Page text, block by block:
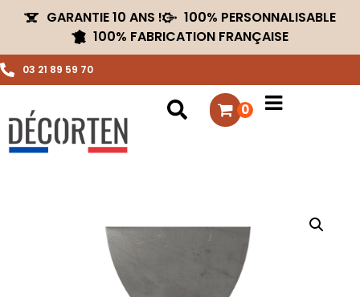
GARANTIE 10 ANS !
100% PERSONNALISABLE
100% FABRICATION FRANÇAISE
03 21 89 59 70
0